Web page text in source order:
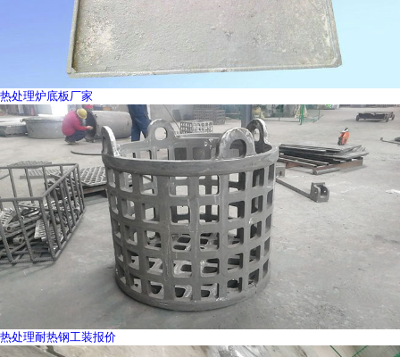
热处理炉底板厂家
热处理耐热钢工装报价